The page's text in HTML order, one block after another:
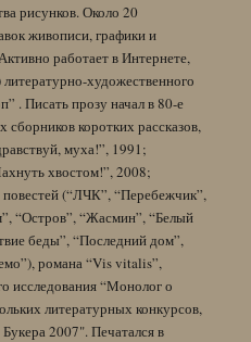
рисунков. Около 20
живописи, графики и
работает в Интернете,
литературно-художественного
. Писать прозу начал в 80-е
коротких рассказов,
муха!”, 1991;
хвостом!”, 2008;
(“ЛЧК”, “Перебежчик”,
“Остров”, “Жасмин”, “Белый
беды”, “Последний дом”,
романа “Vis vitalis”,
исследования “Монолог о
литературных конкурсов,
2007". Печатался в